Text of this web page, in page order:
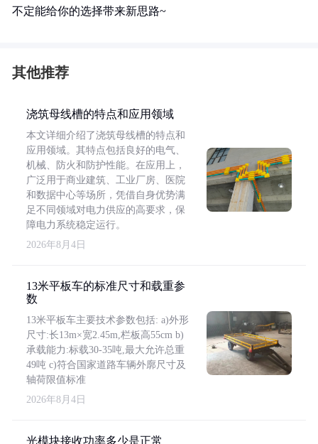
不定能给你的选择带来新思路~
其他推荐
浇筑母线槽的特点和应用领域
本文详细介绍了浇筑母线槽的特点和
应用领域。其特点包括良好的电气、
机械、防火和防护性能。在应用上，
广泛用于商业建筑、工业厂房、医院
和数据中心等场所，凭借自身优势满
足不同领域对电力供应的高要求，保
障电力系统稳定运行。
2026年8月4日
13米平板车的标准尺寸和载重参
数
13米平板车主要技术参数包括: a)外形
尺寸:长13m×宽2.45m,栏板高55cm b)
承载能力:标载30-35吨,最大允许总重
49吨 c)符合国家道路车辆外廓尺寸及
轴荷限值标准
2026年8月4日
光模块接收功率多少是正常